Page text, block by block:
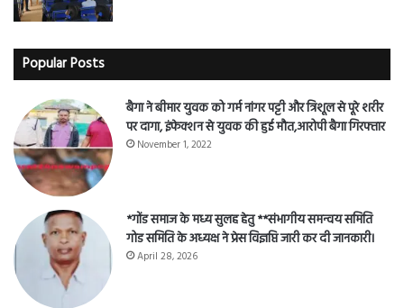
Popular Posts
बैगा ने बीमार युवक को गर्म नांगर पट्टी और त्रिशूल से पूरे शरीर
पर दागा, इंफेक्शन से युवक की हुई मौत,आरोपी बैगा गिरफ्तार
November 1, 2022
*गोंड समाज के मध्य सुलह हेतु **संभागीय समन्वय समिति
गोड समिति के अध्यक्ष ने प्रेस विज्ञप्ति जारी कर दी जानकारी।
April 28, 2026